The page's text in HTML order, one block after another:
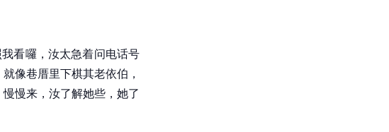
看囉，汝太急着问电话号
像巷厝里下棋其老依伯，
慢来，汝了解她些，她了